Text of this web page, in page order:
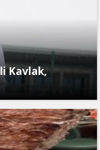
Kavlak,